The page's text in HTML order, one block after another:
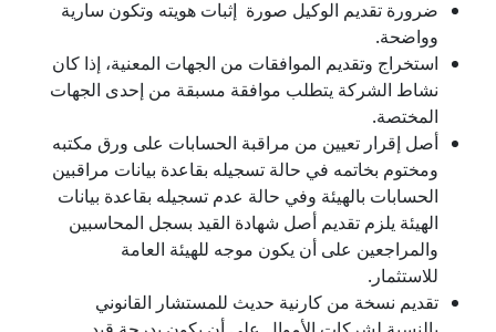
ضرورة تقديم الوكيل صورة إثبات هويته وتكون سارية
وواضحة.
استخراج وتقديم الموافقات من الجهات المعنية، إذا كان
نشاط الشركة يتطلب موافقة مسبقة من إحدى الجهات
المختصة.
أصل إقرار تعيين من مراقبة الحسابات على ورق مكتبه
ومختوم بخاتمه في حالة تسجيله بقاعدة بيانات مراقبين
الحسابات بالهيئة وفي حالة عدم تسجيله بقاعدة بيانات
الهيئة يلزم تقديم أصل شهادة القيد بسجل المحاسبين
والمراجعين على أن يكون موجه للهيئة العامة
للاستثمار.
تقديم نسخة من كارنية حديث للمستشار القانوني